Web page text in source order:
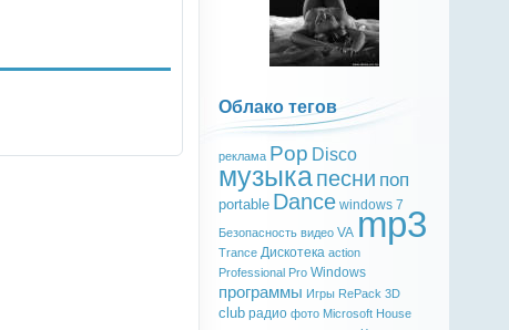
Облако тегов
реклама Pop Disco
музыкапесни поп
portable Dance windows 7
Безопасность видео VA mp3
Trance Дискотека action
Professional Pro Windows
программы Игры RePack 3D
club радио фото Microsoft House